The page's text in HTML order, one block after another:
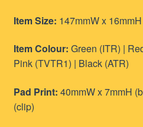
Item Size: 147mmW x
Item Colour: Green (ITR) |
Pink (TVTR1) | Black (ATR)
Pad Print: 40mmW x 7mmH
(clip)